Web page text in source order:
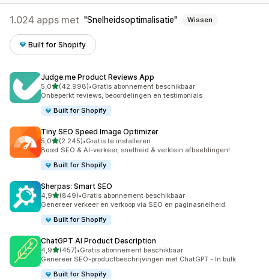
1.024 apps met Snelheidsoptimalisatie Wissen
Built for Shopify
Judge.me Product Reviews App
5,0van 5 sterren
(42.998)
42998 recensies in totaal
•Gratis abonnement beschikbaar
Onbeperkt reviews, beoordelingen en testimonials
Built for Shopify
Tiny SEO Speed Image Optimizer
5,0van 5 sterren
(2.245)
2245 recensies in totaal
•Gratis te installeren
Boost SEO & AI-verkeer, snelheid & verklein afbeeldingen!
Built for Shopify
Sherpas: Smart SEO
4,9van 5 sterren
(849)
849 recensies in totaal
•Gratis abonnement beschikbaar
Genereer verkeer en verkoop via SEO en paginasnelheid.
Built for Shopify
ChatGPT AI Product Description
4,9van 5 sterren
(457)
457 recensies in totaal
•Gratis abonnement beschikbaar
Genereer SEO-productbeschrijvingen met ChatGPT - In bulk
Built for Shopify